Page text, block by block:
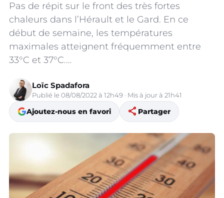
Pas de répit sur le front des très fortes
chaleurs dans l’Hérault et le Gard. En ce
début de semaine, les températures
maximales atteignent fréquemment entre
33°C et 37°C.…
Loïc Spadafora
Publié le 08/08/2022 à 12h49 · Mis à jour à 21h41
Ajoutez-nous en favori share Partager